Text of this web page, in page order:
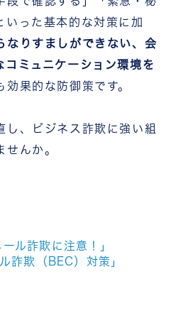
いった基本的な対策に加
なりすましができない、会
コミュニケーション環境を
効果的な防御策です。
し、ビジネス詐欺に強い組
せんか。
ル詐欺に注意！」
詐欺（BEC）対策」